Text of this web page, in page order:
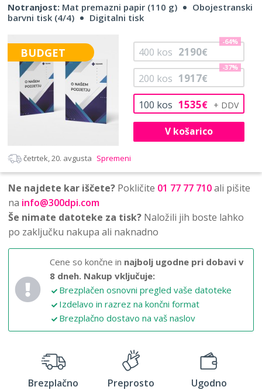
Notranjost: Mat premazni papir (110 g)
Obojestranski
barvni tisk (4/4)
Digitalni tisk
BUDGET
100 kos 1535€
200 kos 1917€
-37%
400 kos 2190€
-64%
V košarico
četrtek, 20. avgusta Spremeni
Ne najdete kar iščete? Pokličite 01 77 77 710ali pišite
na info@300dpi.com
Še nimate datoteke za tisk? Naložili jih boste lahko
po zaključku nakupa ali naknadno
Cene so končne in najbolj ugodne pri dobavi v
8 dneh. Nakup vključuje:
Brezplačen osnovni pregled vaše datoteke
Izdelavo in razrez na končni format
Brezplačno dostavo na vaš naslov
Brezplačno Preprosto Ugodno